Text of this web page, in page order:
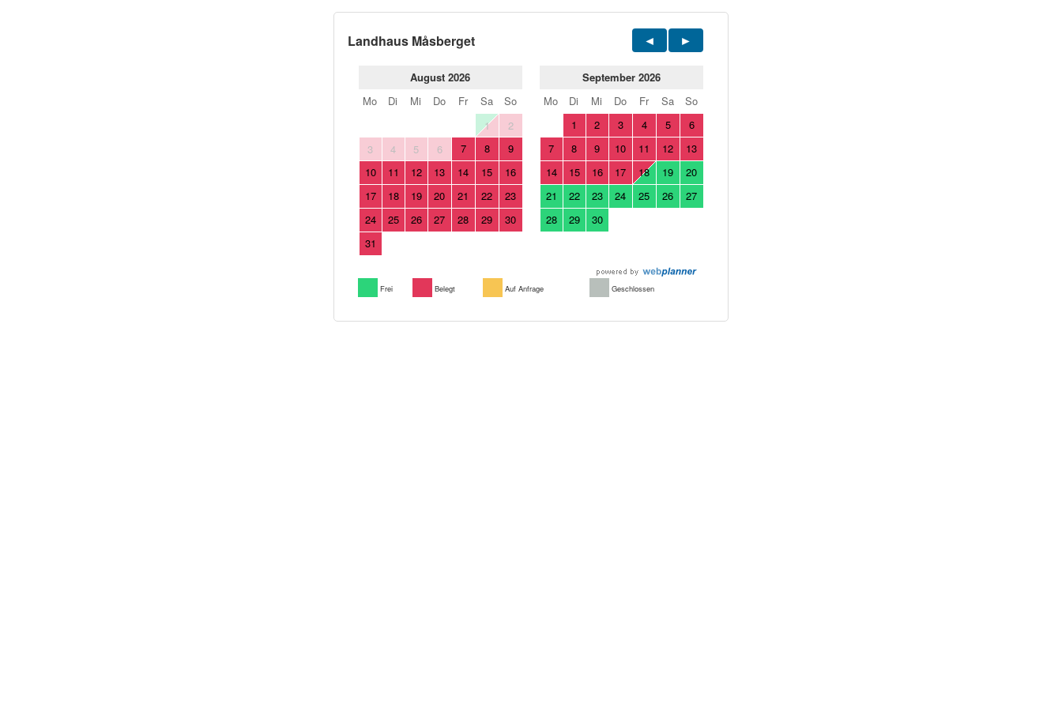
Landhaus Måsberget
August 2026
Mo
Di Mi Do Fr Sa
So
1
2
3
4 5 6 7 8
9
10
11 12 13 14 15
16
17
18 19 20 21 22
23
24
25 26 27 28 29
30
31
September 2026
Mo
Di Mi Do Fr Sa
So
1
2 3 4 5
6
7
8 9 10 11 12
13
14
15 16 17 18 19
20
21
22 23 24 25 26
27
28
29 30
Frei Belegt Auf Anfrage Geschlossen